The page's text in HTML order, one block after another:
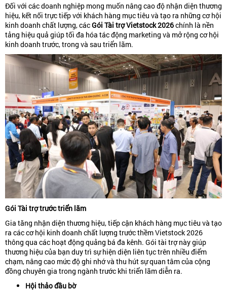
Đối với các doanh nghiệp mong muốn nâng cao độ nhận diện thương
hiệu, kết nối trực tiếp với khách hàng mục tiêu và tạo ra những cơ hội
kinh doanh chất lượng, cácGói Tài trợ Vietstock 2026chính là nền
tảng hiệu quả giúp tối đa hóa tác động marketing và mở rộng cơ hội
kinh doanh trước, trong và sau triển lãm.
Gói Tài trợ trước triển lãm
Gia tăng nhận diện thương hiệu, tiếp cận khách hàng mục tiêu và tạo
ra các cơ hội kinh doanh chất lượng trước thềm Vietstock 2026
thông qua các hoạt động quảng bá đa kênh. Gói tài trợ này giúp
thương hiệu của bạn duy trì sự hiện diện liên tục trên nhiều điểm
chạm, nâng cao mức độ ghi nhớ và thu hút sự quan tâm của cộng
đồng chuyên gia trong ngành trước khi triển lãm diễn ra.
Hội thảo đầu bờ